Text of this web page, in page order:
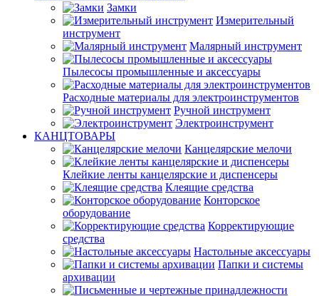
Замки
Измерительный
инструмент
Малярный инструмент
Пылесосы промышленные и аксессуары
Расходные материалы для электроинструментов
Ручной инструмент
Электроинструмент
КАНЦТОВАРЫ
Канцелярские мелочи
Клейкие ленты канцелярские и диспенсеры
Клеящие средства
Конторское
оборудование
Корректирующие
средства
Настольные аксессуары
Папки и системы
архивации